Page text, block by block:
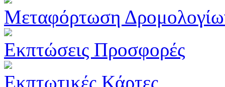
Μεταφόρτωση
Εκπτώσεις Προσφορές
Εκπτωτικές Κάρτες